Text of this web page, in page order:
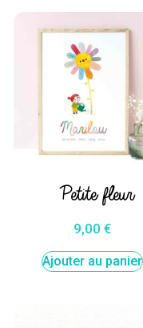
Petite fleur
9,00 €
Ajouter au panier